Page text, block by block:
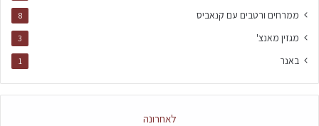
ממרחים ורטבים עם קנאביס 8
מגזין מאנצ' 3
באנר 1
לאחרונה